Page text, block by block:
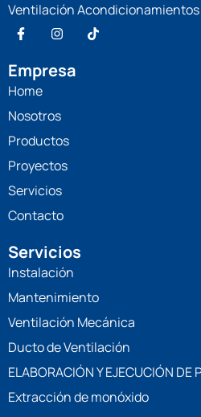
Ventilación Acondicionamientos
Empresa
Home
Nosotros
Productos
Proyectos
Servicios
Contacto
Servicios
Instalación
Mantenimiento
Ventilación Mecánica
Ducto de Ventilación
ELABORACIÓN Y EJECUCIÓN DE
Extracción de monóxido